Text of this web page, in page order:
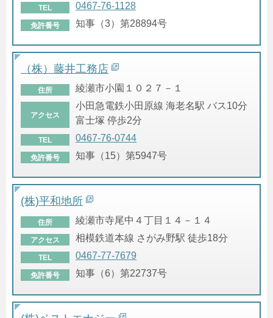
TEL 0467-76-1128
免許番号 知事（3）第28894号
（株）藤井工務店
住所 綾瀬市小園１０２７－１
アクセス
小田急電鉄小田原線 海老名駅 バス10分
富士塚 停歩2分
TEL 0467-76-0744
免許番号 知事（15）第5947号
(株)平和地所
住所 綾瀬市寺尾中４丁目１４－１４
アクセス 相模鉄道本線 さがみ野駅 徒歩18分
TEL 0467-77-7679
免許番号 知事（6）第22737号